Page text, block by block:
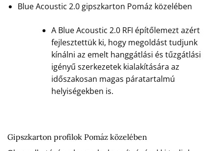
Blue Acoustic 2.0 gipszkarton Pomáz közelében
A Blue Acoustic 2.0 RFI építőlemezt azért
fejlesztettük ki, hogy megoldást tudjunk
kínálni az emelt hanggátlási és tűzgátlási
igényű szerkezetek kialakítására az
időszakosan magas páratartalmú
helyiségekben is.
Gipszkarton profilok Pomáz közelében